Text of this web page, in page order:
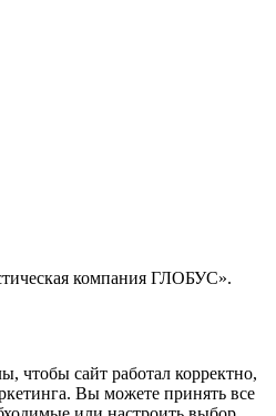
компания ГЛОБУС».
чтобы сайт работал корректно,
Вы можете принять все